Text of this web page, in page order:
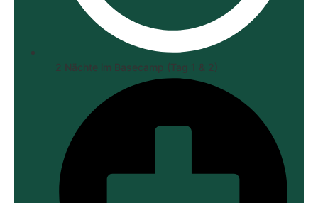
2 Nächte im Basecamp (Tag 1 & 2)